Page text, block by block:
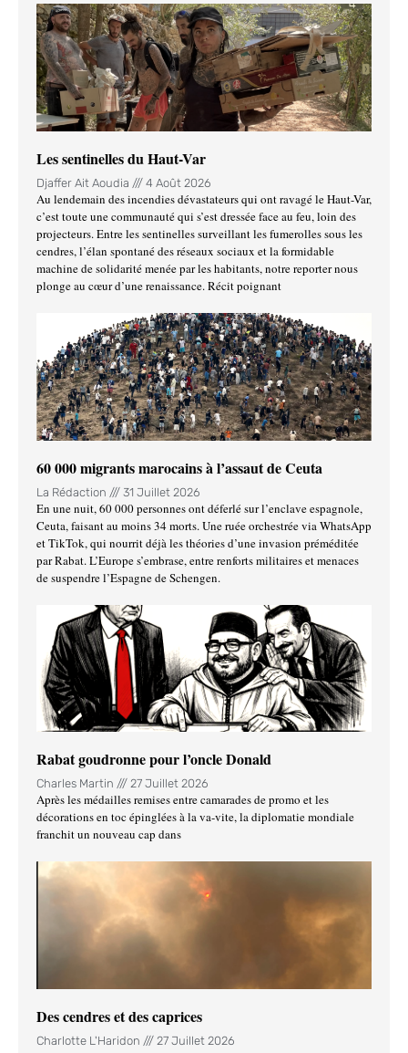
Les sentinelles du Haut-Var
Djaffer Ait Aoudia 4 Août 2026
Au lendemain des incendies dévastateurs qui ont ravagé le Haut-Var,
c’est toute une communauté qui s’est dressée face au feu, loin des
projecteurs. Entre les sentinelles surveillant les fumerolles sous les
cendres, l’élan spontané des réseaux sociaux et la formidable
machine de solidarité menée par les habitants, notre reporter nous
plonge au cœur d’une renaissance. Récit poignant
60 000 migrants marocains à l’assaut de Ceuta
La Rédaction 31 Juillet 2026
En une nuit, 60 000 personnes ont déferlé sur l’enclave espagnole,
Ceuta, faisant au moins 34 morts. Une ruée orchestrée via WhatsApp
et TikTok, qui nourrit déjà les théories d’une invasion préméditée
par Rabat. L’Europe s’embrase, entre renforts militaires et menaces
de suspendre l’Espagne de Schengen.
Rabat goudronne pour l’oncle Donald
Charles Martin 27 Juillet 2026
Après les médailles remises entre camarades de promo et les
décorations en toc épinglées à la va-vite, la diplomatie mondiale
franchit un nouveau cap dans
Des cendres et des caprices
Charlotte L'Haridon 27 Juillet 2026